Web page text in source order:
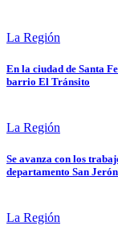
La Región
En la ciudad de Santa
barrio El Tránsito
La Región
Se avanza con los
departamento San
La Región